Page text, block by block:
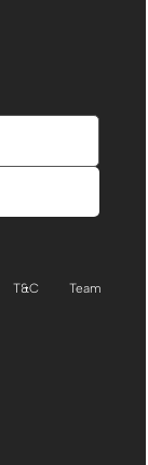
T&C
Team